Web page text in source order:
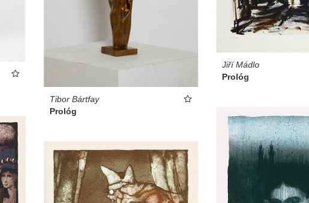
Tibor Bártfay
Prológ
Jiří Mádlo
Prológ